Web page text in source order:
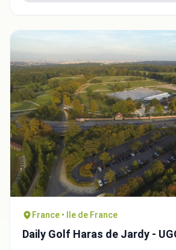
France • Ile de France
Daily Golf Haras de Jardy -